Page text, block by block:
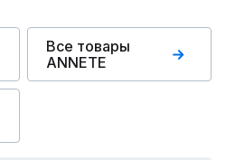
Все товары
ANNETE